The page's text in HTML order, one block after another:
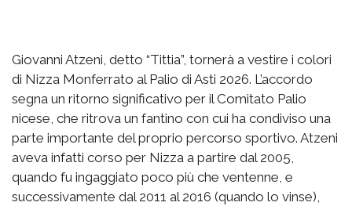
Giovanni Atzeni, detto “Tittia”, tornerà a vestire i colori
di Nizza Monferrato al Palio di Asti 2026. L’accordo
segna un ritorno significativo per il Comitato Palio
nicese, che ritrova un fantino con cui ha condiviso una
parte importante del proprio percorso sportivo. Atzeni
aveva infatti corso per Nizza a partire dal 2005,
quando fu ingaggiato poco più che ventenne, e
successivamente dal 2011 al 2016 (quando lo vinse),